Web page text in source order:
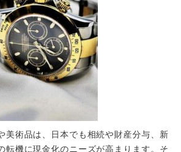
美術品は、日本でも相続や財産分与、新
転機に現金化のニーズが高まります。そ